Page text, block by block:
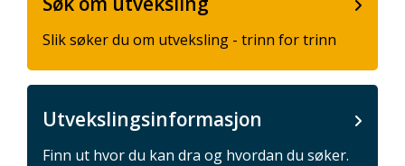
Slik søker du om utveksling - trinn for trinn
Utvekslingsinformasjon
Finn ut hvor du kan dra og hvordan du søker.